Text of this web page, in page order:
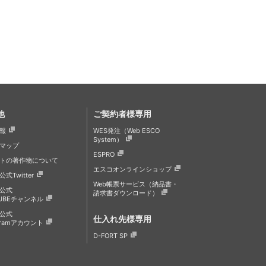
ップ
の著作物について
式Twitter
式
チャンネル
式
アカウント
ご契約者様専用
WES発注（Web ESCO
System）
ESPRO
エスコオンラインショップ
Web帳票サービス（納品書・
請求書ダウンロード）
仕入れ先様専用
D-FORT SP